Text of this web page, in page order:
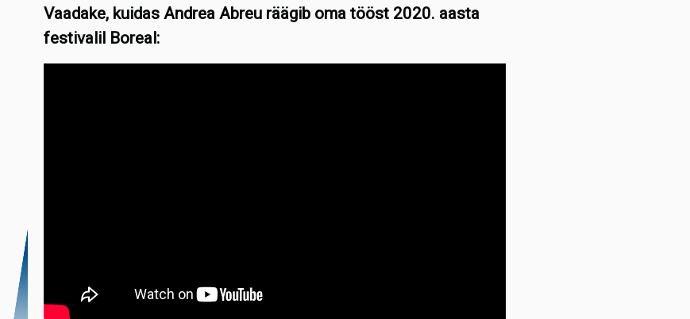
Vaadake, kuidas Andrea Abreu räägib oma tööst 2020. aasta
festivalil Boreal: